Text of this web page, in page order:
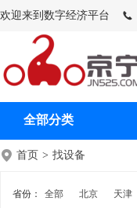
欢迎来到数字经济平台
全部分类
首页 > 找设备
省份： 全部 北京 天津